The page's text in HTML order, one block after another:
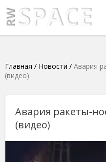
Главная / Новости / Авария
(видео)
Авария ракеты-
(видео)